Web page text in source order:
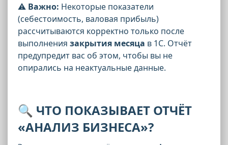
⚠️ Важно: Некоторые показатели
(себестоимость, валовая прибыль)
рассчитываются корректно только после
выполнения закрытия месяца в 1С. Отчёт
предупредит вас об этом, чтобы вы не
опирались на неактуальные данные.
🔍 ЧТО ПОКАЗЫВАЕТ ОТЧЁТ
«АНАЛИЗ БИЗНЕСА»?